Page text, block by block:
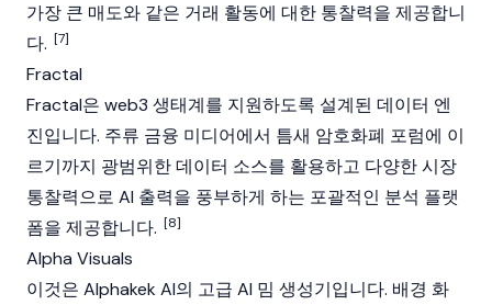
가장 큰 매도와 같은 거래 활동에 대한 통찰력을 제공합니
다. [7]
Fractal
Fractal은 web3 생태계를 지원하도록 설계된 데이터 엔
진입니다. 주류 금융 미디어에서 틈새 암호화폐 포럼에 이
르기까지 광범위한 데이터 소스를 활용하고 다양한 시장
통찰력으로 AI 출력을 풍부하게 하는 포괄적인 분석 플랫
폼을 제공합니다. [8]
Alpha Visuals
이것은 Alphakek AI의 고급 AI 밈 생성기입니다. 배경 화